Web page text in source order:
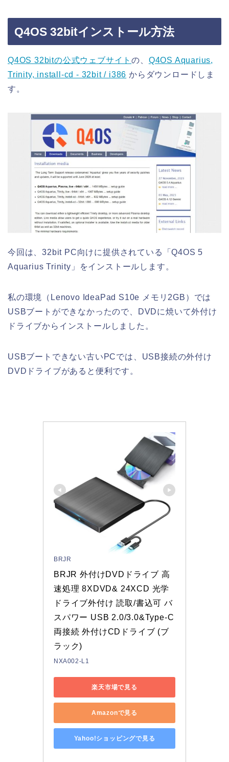
Q4OS 32bitインストール方法
Q4OS 32bitの公式ウェブサイトの、 Q4OS Aquarius,
Trinity, install-cd - 32bit / i386 からダウンロードしま
す。
今回は、32bit PC向けに提供されている「Q4OS 5
Aquarius Trinity」をインストールします。
私の環境（Lenovo IdeaPad S10e メモリ2GB）では
USBブートができなかったので、DVDに焼いて外付け
ドライブからインストールしました。
USBブートできない古いPCでは、USB接続の外付け
DVDドライブがあると便利です。
BRJR
BRJR 外付けDVDドライブ 高
速処理 8XDVD& 24XCD 光学
ドライブ外付け 読取/書込可 バ
スパワー USB 2.0/3.0&Type-C
両接続 外付けCDドライブ (ブ
ラック)
NXA002-L1
楽天市場で見る
Amazonで見る
Yahoo!ショッピングで見る